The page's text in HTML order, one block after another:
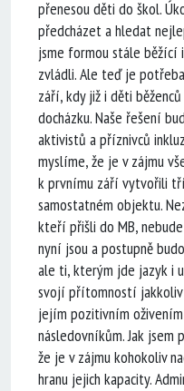
přenesou děti do škol.
předcházet a hledat
jsme formou stále
zvládli. Ale teď je
září, kdy již i děti
docházku. Naše řešení
aktivistů a příznivců
myslíme, že je v zájmu
k prvnímu září vytvořili
samostatném objektu.
kteří přišli do MB,
nyní jsou a postupně
ale ti, kterým jde jazyk i
svojí přítomností
jejím pozitivním
následovníkům. Jak jsem
že je v zájmu kohokoliv
hranu jejich kapacity.